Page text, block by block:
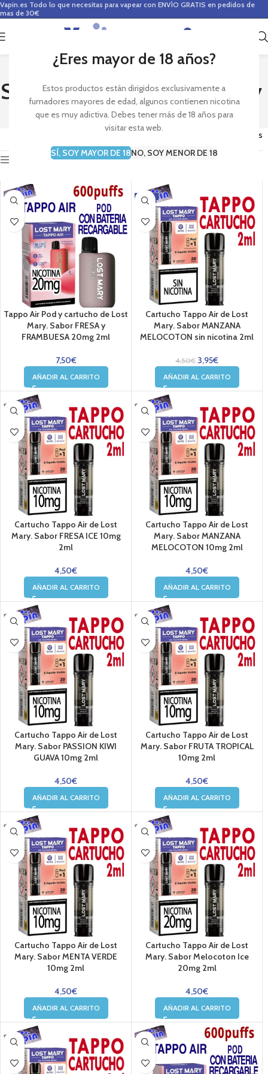
¿Eres mayor de 18 años?
Estos productos están dirigidos exclusivamente a
fumadores mayores de edad, algunos contienen nicotina
que es muy adictiva. Debes tener más de 18 años para
visitar esta web.
SÍ, SOY MAYOR DE 18NO, SOY MENOR DE 18
Vapin.es Todo lo que necesitas para vapear con ENVÍO GRATIS en pedidos de
mas de 30€
0
Search Results for: lost mary
Mostrando los 12 resultados
Mostrar barra lateral
Tappo Air Pod y cartucho de Lost
Mary. Sabor FRESA y
FRAMBUESA 20mg 2ml
7,50€
AÑADIR AL CARRITO
-12%
Cartucho Tappo Air de Lost
Mary. Sabor MANZANA
MELOCOTON sin nicotina 2ml
4,50€ 3,95€
AÑADIR AL CARRITO
Cartucho Tappo Air de Lost
Mary. Sabor FRESA ICE 10mg
2ml
4,50€
AÑADIR AL CARRITO
Cartucho Tappo Air de Lost
Mary. Sabor MANZANA
MELOCOTON 10mg 2ml
4,50€
AÑADIR AL CARRITO
Cartucho Tappo Air de Lost
Mary. Sabor PASSION KIWI
GUAVA 10mg 2ml
4,50€
AÑADIR AL CARRITO
Cartucho Tappo Air de Lost
Mary. Sabor FRUTA TROPICAL
10mg 2ml
4,50€
AÑADIR AL CARRITO
Cartucho Tappo Air de Lost
Mary. Sabor MENTA VERDE
10mg 2ml
4,50€
AÑADIR AL CARRITO
Cartucho Tappo Air de Lost
Mary. Sabor Melocoton Ice
20mg 2ml
4,50€
AÑADIR AL CARRITO